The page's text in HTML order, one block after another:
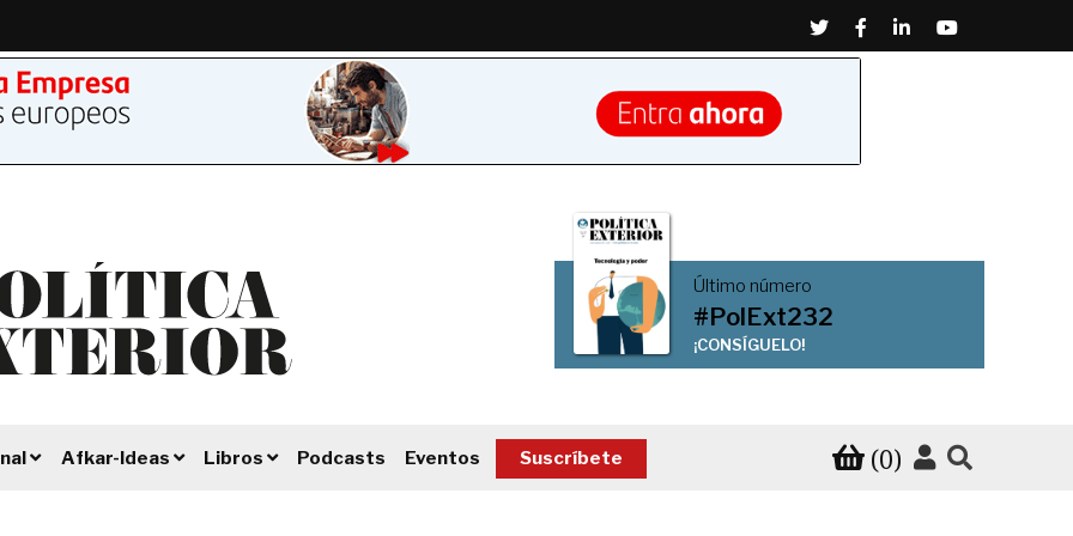
TwitterFacebook
LinkedinYoutube
Último número
#PolExt232
¡CONSÍGUELO!
Afkar-Ideas Libros Podcasts Eventos Suscríbete (0)